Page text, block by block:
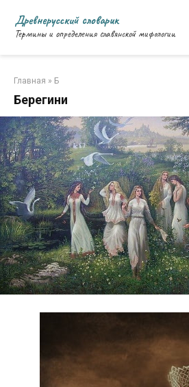
контенту
Древнерусский словарик
Термины и определения славянской мифологии
Главная » Б
Берегини